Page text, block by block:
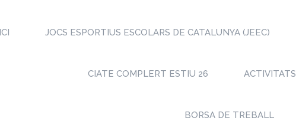
JOCS ESPORTIUS ESCOLARS DE CATALUNYA (JEEC)
CIATE COMPLERT ESTIU 26 ACTIVITATS
BORSA DE TREBALL